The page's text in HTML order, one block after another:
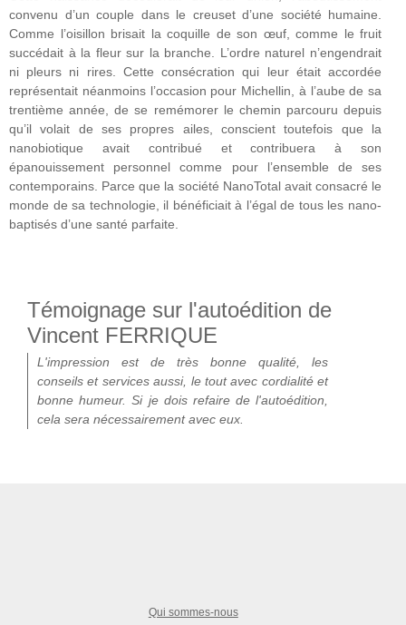
convenu d’un couple dans le creuset d’une société humaine.
Comme l’oisillon brisait la coquille de son œuf, comme le fruit
succédait à la fleur sur la branche. L’ordre naturel n’engendrait
ni pleurs ni rires. Cette consécration qui leur était accordée
représentait néanmoins l’occasion pour Michellin, à l’aube de sa
trentième année, de se remémorer le chemin parcouru depuis
qu’il volait de ses propres ailes, conscient toutefois que la
nanobiotique avait contribué et contribuera à son
épanouissement personnel comme pour l’ensemble de ses
contemporains. Parce que la société NanoTotal avait consacré le
monde de sa technologie, il bénéficiait à l’égal de tous les nano-
baptisés d’une santé parfaite.
Témoignage sur l'autoédition de
Vincent FERRIQUE
L'impression est de très bonne qualité, les
conseils et services aussi, le tout avec cordialité et
bonne humeur. Si je dois refaire de l'autoédition,
cela sera nécessairement avec eux.
Qui sommes-nous